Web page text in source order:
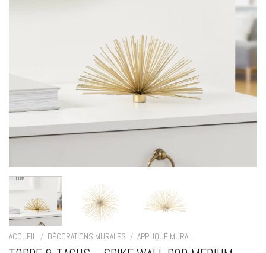
ACCUEIL / DÉCORATIONS MURALES / APPLIQUÉ MURAL